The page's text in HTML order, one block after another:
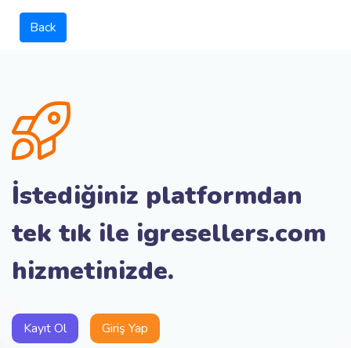
Back
İstediğiniz platformdan
tek tık ile igresellers.com
hizmetinizde.
Kayıt Ol Giriş Yap